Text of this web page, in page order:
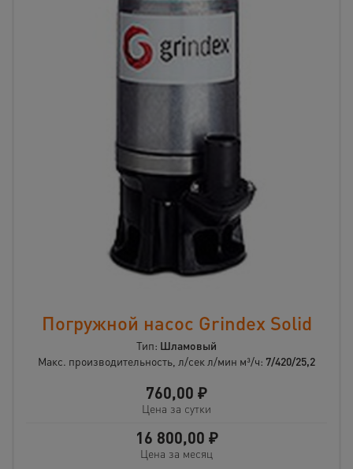
Погружной насос Grindex Solid
Тип: Шламовый
Макс. производительность, л/сек л/мин м³/ч: 7/420/25,2
760,00 ₽
Цена за сутки
16 800,00 ₽
Цена за месяц